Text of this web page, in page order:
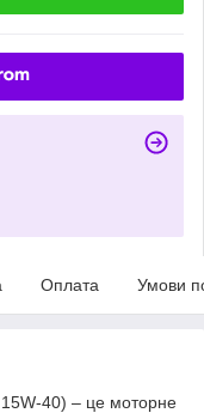
Оплата Умови
40) – це моторне